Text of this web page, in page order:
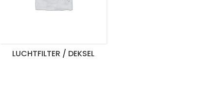
LUCHTFILTER / DEKSEL